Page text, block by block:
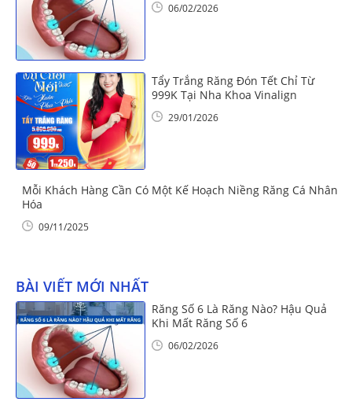
06/02/2026
Tẩy Trắng Răng Đón Tết Chỉ Từ
999K Tại Nha Khoa Vinalign
29/01/2026
Mỗi Khách Hàng Cần Có Một Kế Hoạch Niềng Răng Cá Nhân
Hóa
09/11/2025
BÀI VIẾT MỚI NHẤT
Răng Số 6 Là Răng Nào? Hậu Quả
Khi Mất Răng Số 6
06/02/2026